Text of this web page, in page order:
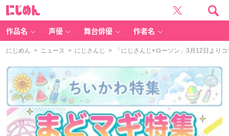
作品名 声優 舞台俳優 作者名
にじめん > ニュース > にじさんじ > 「にじさんじ×ローソン」3月12日より